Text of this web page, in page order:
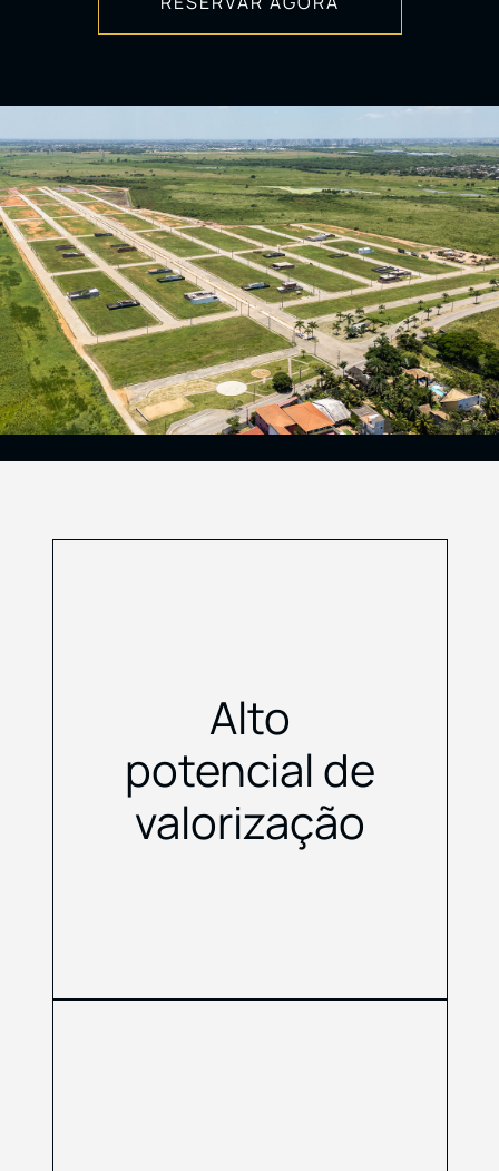
Alto
potencial de
valorização